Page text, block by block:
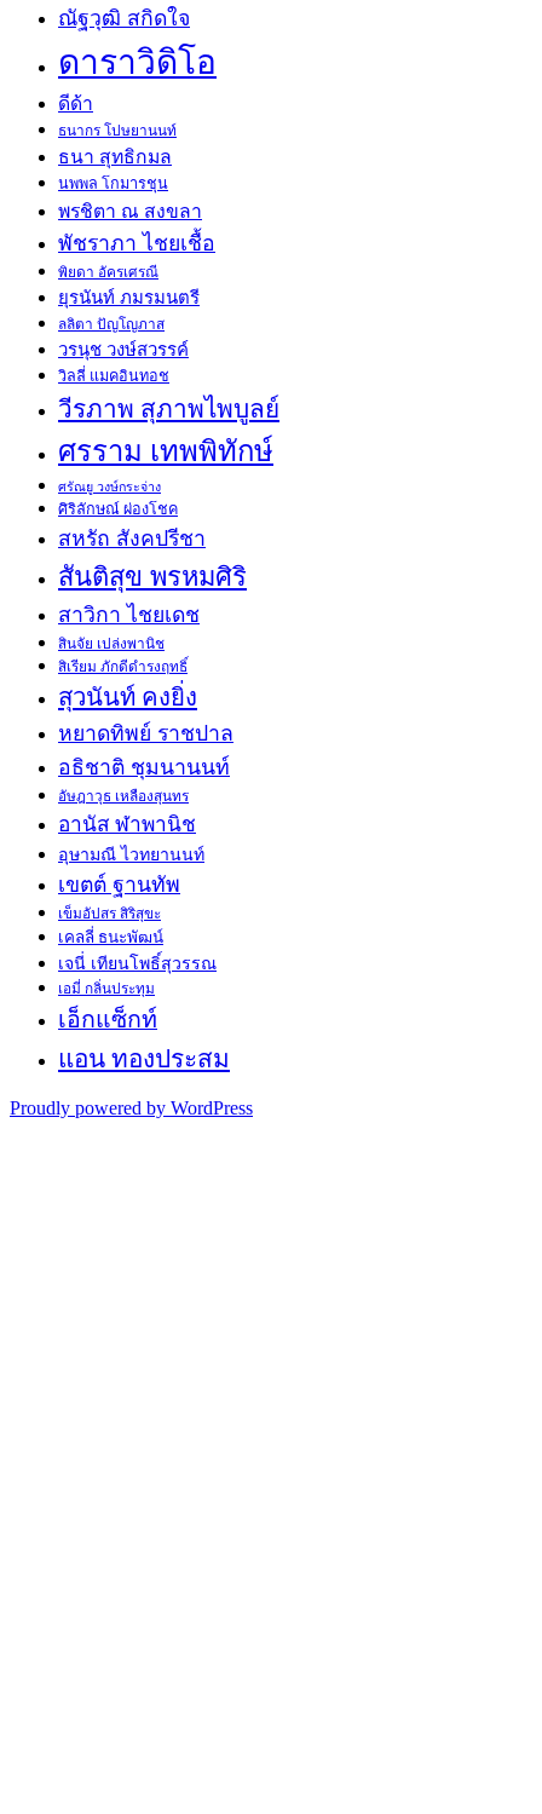
ณัฐวุฒิ สกิดใจ
ดาราวิดิโอ
ดีด้า
ธนากร โปษยานนท์
ธนา สุทธิกมล
นพพล โกมารชุน
พรชิตา ณ สงขลา
พัชราภา ไชยเชื้อ
พิยดา อัครเศรณี
ยุรนันท์ ภมรมนตรี
ลลิตา ปัญโญภาส
วรนุช วงษ์สวรรค์
วิลลี่ แมคอินทอช
วีรภาพ สุภาพไพบูลย์
ศรราม เทพพิทักษ์
ศรัณยู วงษ์กระจ่าง
ศิริลักษณ์ ผ่องโชค
สหรัถ สังคปรีชา
สันติสุข พรหมศิริ
สาวิกา ไชยเดช
สินจัย เปล่งพานิช
สิเรียม ภักดีดำรงฤทธิ์
สุวนันท์ คงยิ่ง
หยาดทิพย์ ราชปาล
อธิชาติ ชุมนานนท์
อัษฎาวุธ เหลืองสุนทร
อานัส ฬาพานิช
อุษามณี ไวทยานนท์
เขตต์ ฐานทัพ
เข็มอัปสร สิริสุขะ
เคลลี่ ธนะพัฒน์
เจนี่ เทียนโพธิ์สุวรรณ
เอมี่ กลิ่นประทุม
เอ็กแซ็กท์
แอน ทองประสม
Proudly powered by WordPress